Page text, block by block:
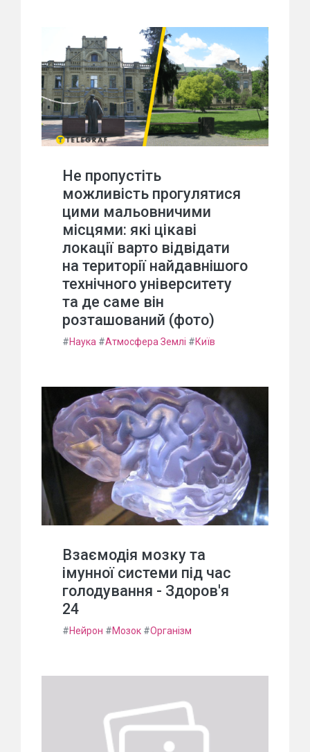
Не пропустіть
можливість прогулятися
цими мальовничими
місцями: які цікаві
локації варто відвідати
на території найдавнішого
технічного університету
та де саме він
розташований (фото)
#Наука #Атмосфера Землі #Київ
Взаємодія мозку та
імунної системи під час
голодування - Здоров'я
24
#Нейрон #Мозок #Організм